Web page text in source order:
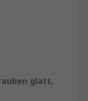
glatt,